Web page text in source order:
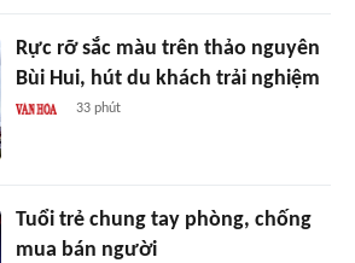
Rực rỡ sắc màu trên thảo nguyên
Bùi Hui, hút du khách trải nghiệm
33 phút
Tuổi trẻ chung tay phòng, chống
mua bán người